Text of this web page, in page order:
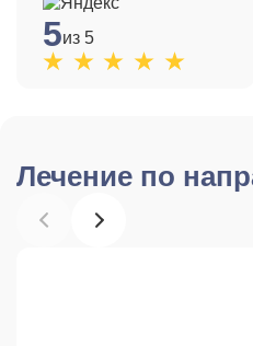
5из 5
Лечение по